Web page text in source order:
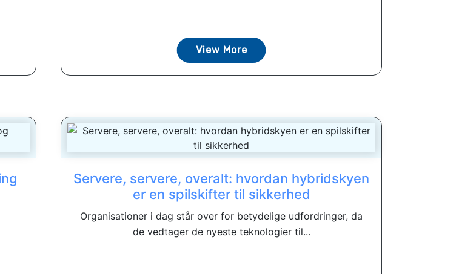
View More
Servere, servere, overalt: hvordan hybridskyen
er en spilskifter til sikkerhed
Organisationer i dag står over for betydelige udfordringer, da
de vedtager de nyeste teknologier til...